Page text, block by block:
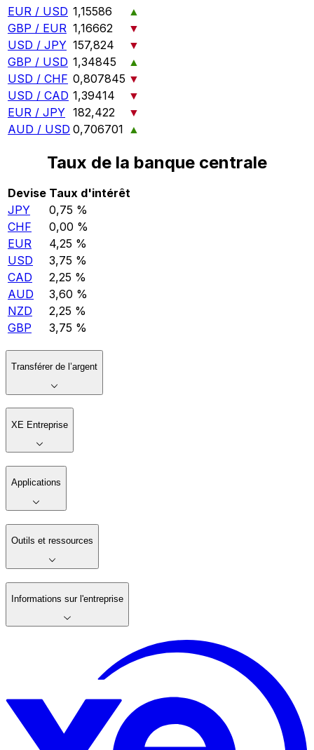
EUR / USD 1,15586
▲
GBP / EUR 1,16662
▼
USD / JPY 157,824
▼
GBP / USD 1,34845
▲
USD / CHF 0,807845 ▼
USD / CAD 1,39414
▼
EUR / JPY 182,422
▼
AUD / USD 0,706701 ▲
Taux de la banque centrale
Devise Taux d'intérêt
JPY
0,75 %
CHF
0,00 %
EUR
4,25 %
USD
3,75 %
CAD
2,25 %
AUD
3,60 %
NZD
2,25 %
GBP
3,75 %
Transférer de l’argent
XE Entreprise
Applications
Outils et ressources
Informations sur l'entreprise